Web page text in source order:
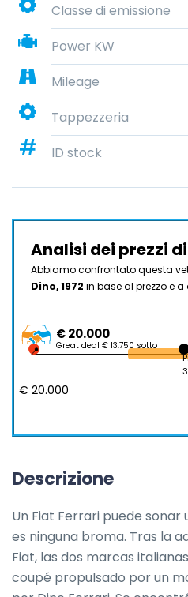
Classe di emissione
Power KW
Mileage
Tappezzeria
ID stock
Analisi dei prezzi
Abbiamo confrontato questa
Dino, 1972 in base al prezzo e
€ 20.000
Great deal € 13.750 sotto
€ 20.000
Descrizione
Un Fiat Ferrari puede
es ninguna broma. Tras la
Fiat, las dos marcas
coupé propulsado por un